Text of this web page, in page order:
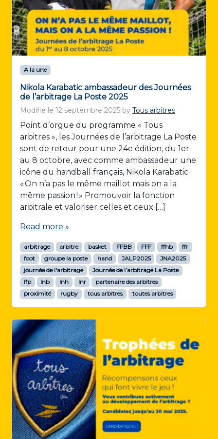
A la une
Nikola Karabatic ambassadeur des Journées
de l’arbitrage La Poste 2025
Modifié le 12 septembre 2025 by Tous arbitres
Point d’orgue du programme « Tous
arbitres », les Journées de l’arbitrage La Poste
sont de retour pour une 24e édition, du 1er
au 8 octobre, avec comme ambassadeur une
icône du handball français, Nikola Karabatic.
« On n’a pas le même maillot mais on a la
même passion ! » Promouvoir la fonction
arbitrale et valoriser celles et ceux […]
Read more »
arbitrage arbitre basket FFBB FFF ffhb
ffr
foot
groupe la poste hand JALP2025
JNA2025
journée de l'arbitrage
Journée de l’arbitrage La Poste
lfp
lnb lnh lnr
partenaire des arbitres
proximité
rugby tous arbitres toutes arbitres